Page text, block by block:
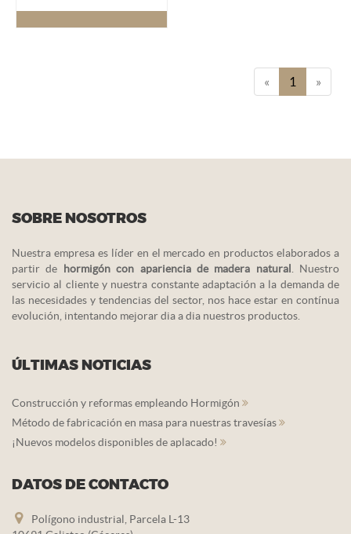
« 1 »
SOBRE NOSOTROS
Nuestra empresa es líder en el mercado en productos elaborados a
partir de hormigón con apariencia de madera natural
. Nuestro
servicio al cliente y nuestra constante adaptación a la demanda de
las necesidades y tendencias del sector, nos hace estar en contínua
evolución, intentando mejorar dia a dia nuestros productos.
ÚLTIMAS NOTICIAS
Construcción y reformas empleando Hormigón
Método de fabricación en masa para nuestras travesías
¡Nuevos modelos disponibles de aplacado!
DATOS DE CONTACTO
Polígono industrial, Parcela L-13